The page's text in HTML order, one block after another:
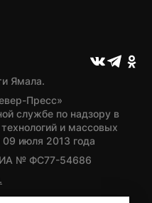
Ямала.
Пресс»
службе по надзору в
и массовых
июля 2013 года
ИА № ФС77-54686